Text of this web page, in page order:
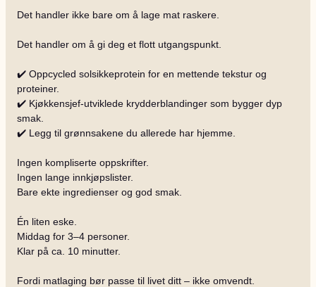
Det handler ikke bare om å lage mat raskere.
Det handler om å gi deg et flott utgangspunkt.
✔️ Oppcycled solsikkeprotein for en mettende tekstur og
proteiner.
✔️ Kjøkkensjef-utviklede krydderblandinger som bygger dyp
smak.
✔️ Legg til grønnsakene du allerede har hjemme.
Ingen kompliserte oppskrifter.
Ingen lange innkjøpslister.
Bare ekte ingredienser og god smak.
Én liten eske.
Middag for 3–4 personer.
Klar på ca. 10 minutter.
Fordi matlaging bør passe til livet ditt – ikke omvendt.